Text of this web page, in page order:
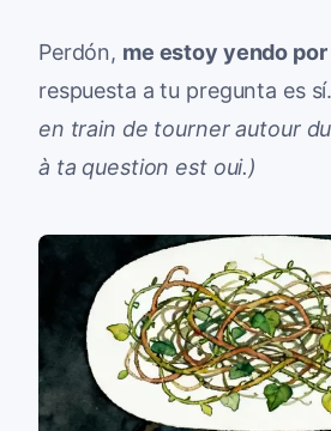
Perdón, me estoy yendo por
respuesta a tu pregunta es sí.
en train de tourner autour
à ta question est oui.)